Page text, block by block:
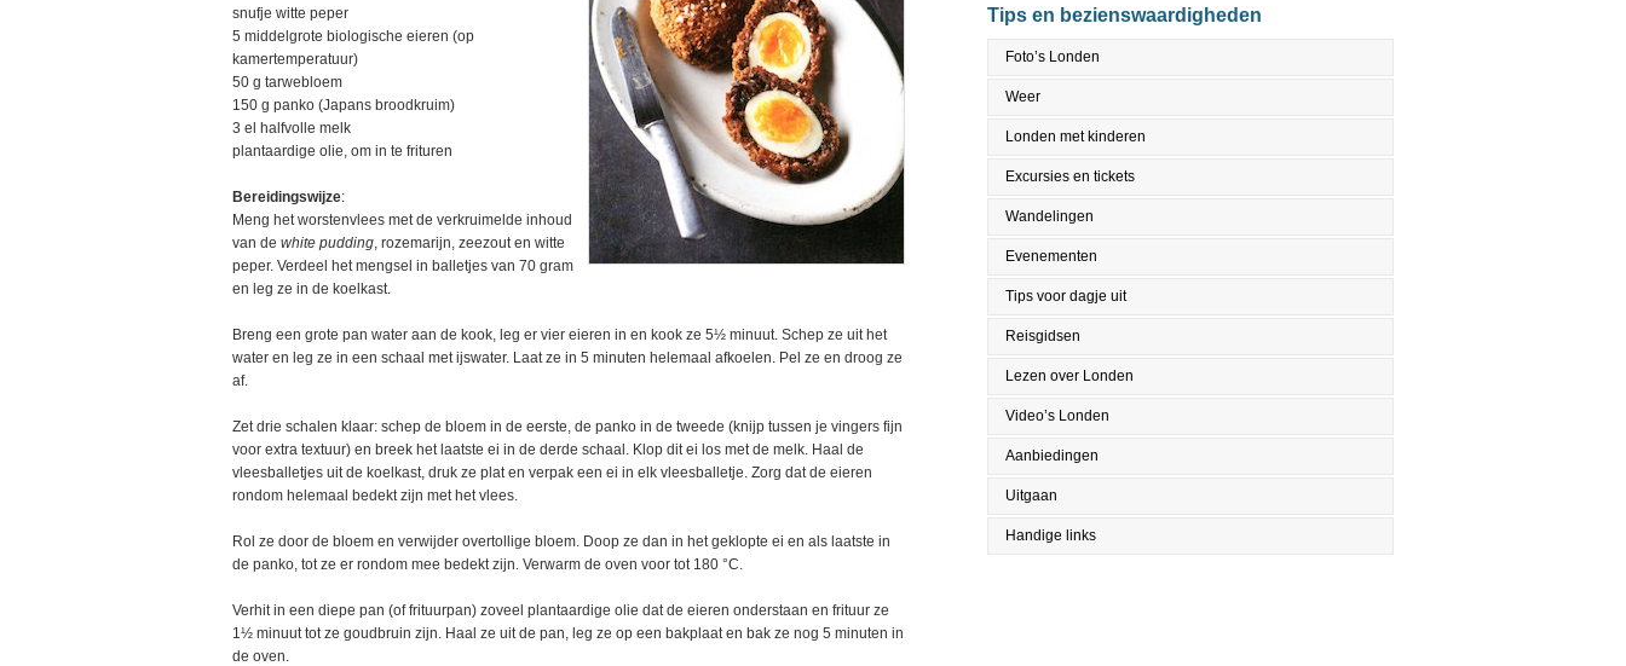
snufje witte peper
5 middelgrote biologische eieren (op
kamertemperatuur)
50 g tarwebloem
150 g panko (Japans broodkruim)
3 el halfvolle melk
plantaardige olie, om in te frituren
Bereidingswijze:
Meng het worstenvlees met de verkruimelde inhoud
van de white pudding, rozemarijn, zeezout en witte
peper. Verdeel het mengsel in balletjes van 70 gram
en leg ze in de koelkast.
Breng een grote pan water aan de kook, leg er vier eieren in en kook ze 5½ minuut. Schep ze uit het
water en leg ze in een schaal met ijswater. Laat ze in 5 minuten helemaal afkoelen. Pel ze en droog ze
af.
Zet drie schalen klaar: schep de bloem in de eerste, de panko in de tweede (knijp tussen je vingers fijn
voor extra textuur) en breek het laatste ei in de derde schaal. Klop dit ei los met de melk. Haal de
vleesballetjes uit de koelkast, druk ze plat en verpak een ei in elk vleesballetje. Zorg dat de eieren
rondom helemaal bedekt zijn met het vlees.
Rol ze door de bloem en verwijder overtollige bloem. Doop ze dan in het geklopte ei en als laatste in
de panko, tot ze er rondom mee bedekt zijn. Verwarm de oven voor tot 180 °C.
Verhit in een diepe pan (of frituurpan) zoveel plantaardige olie dat de eieren onderstaan en frituur ze
1½ minuut tot ze goudbruin zijn. Haal ze uit de pan, leg ze op een bakplaat en bak ze nog 5 minuten in
de oven.
Tips en bezienswaardigheden
Foto’s Londen
Weer
Londen met kinderen
Excursies en tickets
Wandelingen
Evenementen
Tips voor dagje uit
Reisgidsen
Lezen over Londen
Video’s Londen
Aanbiedingen
Uitgaan
Handige links